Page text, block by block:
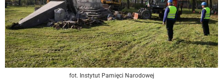
fot. Instytut Pamięci Narodowej